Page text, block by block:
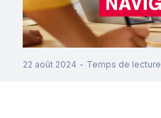
22 août 2024 - Temps de lecture